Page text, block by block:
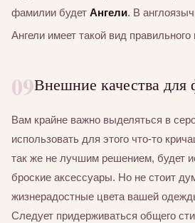
фамилии будет Ангели. В
Ангели имеет такой вид
09Внешние качества
Вам крайне важно выделяться в
использовать для этого что-то
так же не лучшим решением, будет
броские аксессуары. Но не стоит
жизнерадостные цвета вашей
Следует придерживаться общего